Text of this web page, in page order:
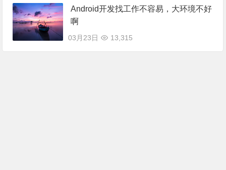
Android开发找工作不容易，大环境不好
啊
03月23日 13,315